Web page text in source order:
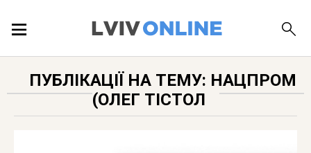
ПУБЛІКАЦІЇ НА ТЕМУ: НАЦПРОМ
(ОЛЕГ ТІСТОЛ